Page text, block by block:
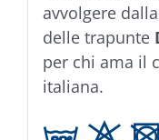
avvolgere
delle trapunte
per chi ama il
italiana.